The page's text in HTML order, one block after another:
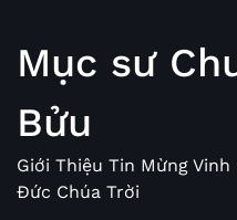
content
Mục sư
Bửu
Giới Thiệu Tin Mừng Vinh
Đức Chúa Trời